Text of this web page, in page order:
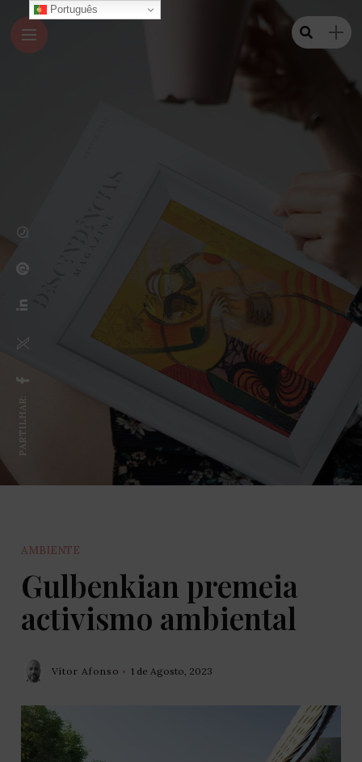
PARTILHAR:
AMBIENTE
Gulbenkian premeia
activismo ambiental
Vítor Afonso 1 de Agosto, 2023
Português